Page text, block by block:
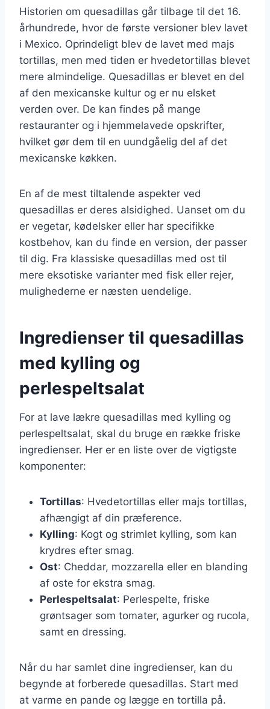
Historien om quesadillas går tilbage til det 16.
århundrede, hvor de første versioner blev lavet
i Mexico. Oprindeligt blev de lavet med majs
tortillas, men med tiden er hvedetortillas blevet
mere almindelige. Quesadillas er blevet en del
af den mexicanske kultur og er nu elsket
verden over. De kan findes på mange
restauranter og i hjemmelavede opskrifter,
hvilket gør dem til en uundgåelig del af det
mexicanske køkken.
En af de mest tiltalende aspekter ved
quesadillas er deres alsidighed. Uanset om du
er vegetar, kødelsker eller har specifikke
kostbehov, kan du finde en version, der passer
til dig. Fra klassiske quesadillas med ost til
mere eksotiske varianter med fisk eller rejer,
mulighederne er næsten uendelige.
Ingredienser til quesadillas
med kylling og
perlespeltsalat
For at lave lækre quesadillas med kylling og
perlespeltsalat, skal du bruge en række friske
ingredienser. Her er en liste over de vigtigste
komponenter:
Tortillas: Hvedetortillas eller majs tortillas,
afhængigt af din præference.
Kylling: Kogt og strimlet kylling, som kan
krydres efter smag.
Ost: Cheddar, mozzarella eller en blanding
af oste for ekstra smag.
Perlespeltsalat: Perlespelte, friske
grøntsager som tomater, agurker og rucola,
samt en dressing.
Når du har samlet dine ingredienser, kan du
begynde at forberede quesadillas. Start med
at varme en pande og lægge en tortilla på.